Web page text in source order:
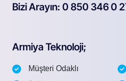
Bizi Arayın: 0 850 346 0
Armiya Teknoloji;
Müşteri Odaklı